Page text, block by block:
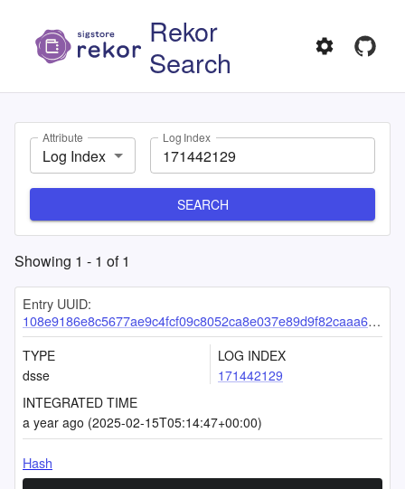
Rekor
Search
Attribute
Log Index
Log Index
SEARCH
Showing 1 - 1 of1
Entry UUID:
108e9186e8c5677ae9c4fcf09c8052ca8e037e89d9f82caaa69bebc99805d5f82d1e80a5e04f9874
TYPE
dsse
LOG INDEX
171442129
INTEGRATED TIME
a year ago (2025-02-15T05:14:47+00:00)
Hash